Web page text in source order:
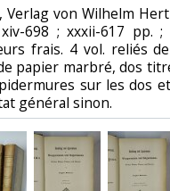
Verlag von Wilhelm
698 ; xxxii-617 pp.
frais. 4 vol. reliés
papier marbré, dos
sur les dos
général sinon.‎